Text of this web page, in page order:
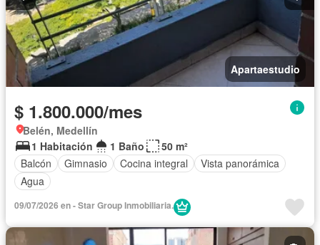
Apartaestudio
$ 1.800.000/mes
Belén, Medellín
1 Habitación
1 Baño
50 m²
Balcón
Gimnasio Cocina integral
Vista panorámica
Agua
09/07/2026 en - Star Group Inmobiliaria.